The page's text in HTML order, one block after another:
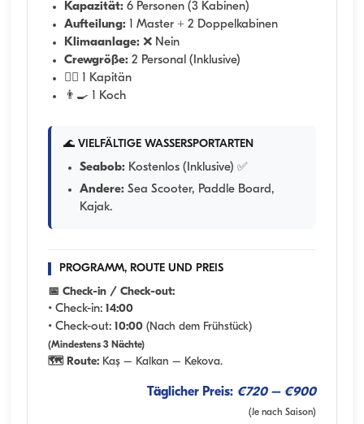
Kapazität: 6 Personen (3 Kabinen)
Aufteilung: 1 Master + 2 Doppelkabinen
Klimaanlage: ❌ Nein
Crewgröße: 2 Personal (Inklusive)
👨‍✈️ 1 Kapitän
👨‍🍳 1 Koch
🌊 VIELFÄLTIGE WASSERSPORTARTEN
Seabob: Kostenlos (Inklusive) ✅
Andere: Sea Scooter, Paddle Board,
Kajak.
PROGRAMM, ROUTE UND PREIS
📅 Check-in / Check-out:
• Check-in: 14:00
• Check-out: 10:00 (Nach dem Frühstück)
(Mindestens 3 Nächte)
🗺️ Route: Kaş – Kalkan – Kekova.
Täglicher Preis: €720 – €900
(Je nach Saison)